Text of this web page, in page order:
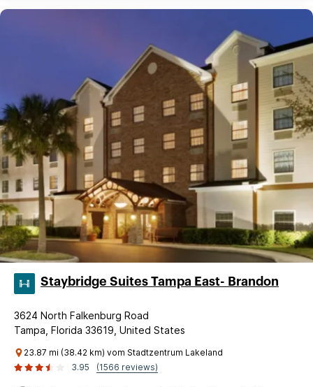
Staybridge Suites Tampa East- Brandon
3624 North Falkenburg Road
Tampa, Florida 33619, United States
23.87 mi (38.42 km) vom Stadtzentrum Lakeland
3.95
(1566 reviews)